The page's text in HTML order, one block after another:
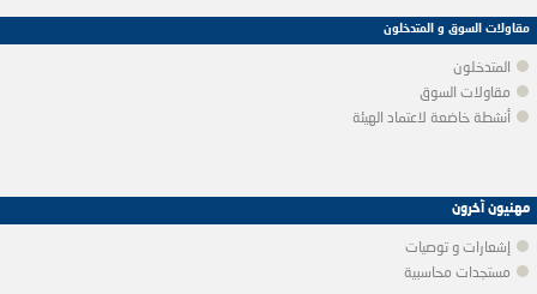
مقاولات السوق و المتدخلون
المتدخلون
مقاولات السوق
أنشطة خاضعة لاعتماد الهيئة
مهنيون آخرون
إشعارات و توصيات
مستجدات محاسبية